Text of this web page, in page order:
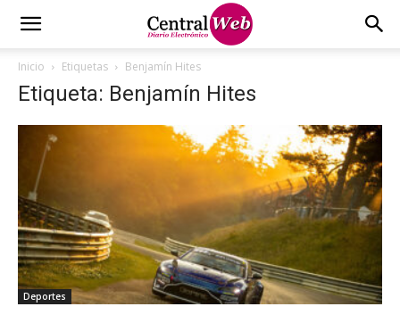
Inicio Etiquetas Benjamín Hites
Etiqueta: Benjamín Hites
Deportes